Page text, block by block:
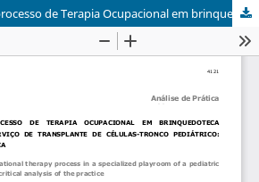
Sistematização do processo de Terapia Ocupacional em brinquedoteca especializada de um serviço de transplante de células-tronco pediátrico: análise crítica da prática